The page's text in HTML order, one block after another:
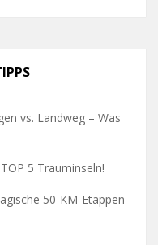
vs. Landweg – Was
5 Trauminseln!
50-KM-Etappen-